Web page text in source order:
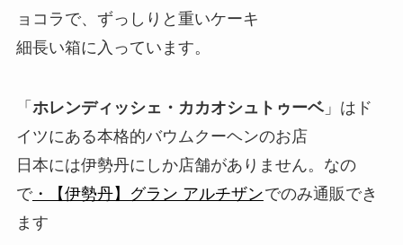
ョコラで、ずっしりと重いケーキ
細長い箱に入っています。
「 ホレンディッシェ・カカオシュトゥーベ」はド
イツにある本格的バウムクーヘンのお店
日本には伊勢丹にしか店舗がありません。なの
で・【伊勢丹】グラン アルチザンでのみ通販でき
ます